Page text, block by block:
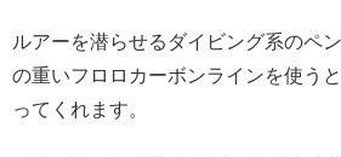
ルアーを潜らせるダイビング系のペ
の重いフロロカーボンラインを使う
ってくれます。